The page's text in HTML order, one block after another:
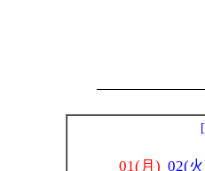
[
01(月) 02(